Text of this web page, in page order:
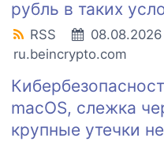
рубль в таких
RSS 08.08.2026
ru.beincrypto.com
macOS, слежка
крупные утечки